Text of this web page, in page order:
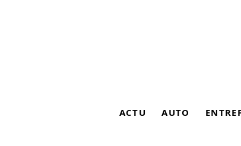
ACTU AUTO